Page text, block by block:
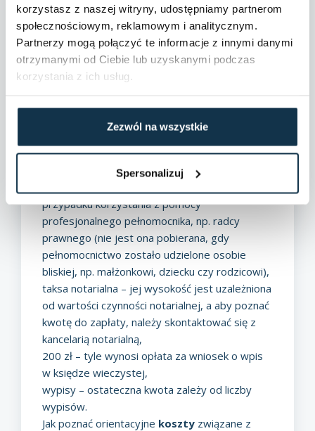
korzystasz z naszej witryny, udostępniamy partnerom
społecznościowym, reklamowym i analitycznym.
Partnerzy mogą połączyć te informacje z innymi danymi
otrzymanymi od Ciebie lub uzyskanymi podczas
korzystania z ich usług.
Zezwól na wszystkie
Spersonalizuj
wyodrębnienia lokalu mieszkalnego , trzeba
liczyć się nie tylko z formalnościami, ale również
kosztami.
Wyodrębnienie lokalu – koszty
17 zł – tyle wynosi opłata skarbowa za wydanie
dotyczy jednego lokalu, w przypadku większej
liczby lokali opłatę należy wnieść za każdy z nich
– gdy będą to np. dwa lokale, opłata wyniesie
przypadku korzystania z pomocy
profesjonalnego pełnomocnika, np. radcy
prawnego (nie jest ona pobierana, gdy
pełnomocnictwo zostało udzielone osobie
bliskiej, np. małżonkowi, dziecku czy rodzicowi),
taksa notarialna – jej wysokość jest uzależniona
od wartości czynności notarialnej, a aby poznać
kwotę do zapłaty, należy skontaktować się z
kancelarią notarialną,
200 zł – tyle wynosi opłata za wniosek o wpis
w księdze wieczystej,
wypisy – ostateczna kwota zależy od liczby
wypisów.
Jak poznać orientacyjne koszty związane z